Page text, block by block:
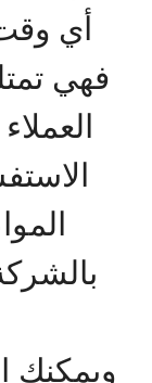
أي
فهي
ويمكنك